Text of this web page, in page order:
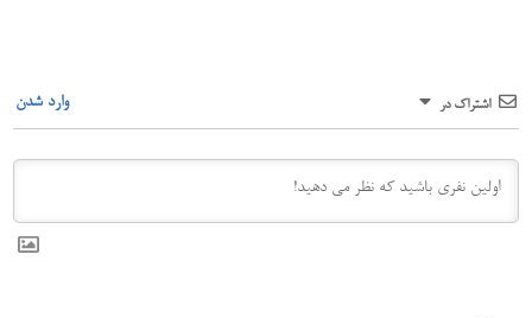
اشتراک در وارد شدن